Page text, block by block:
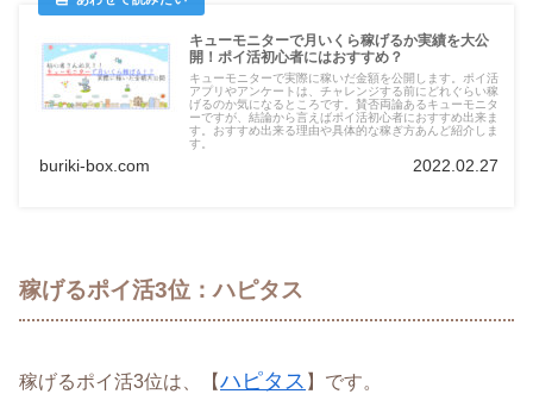
キューモニターで月いくら稼げるか実績を大公
開！ポイ活初心者にはおすすめ？
キューモニターで実際に稼いだ金額を公開します。ポイ活
アプリやアンケートは、チャレンジする前にどれぐらい稼
げるのか気になるところです。賛否両論あるキューモニタ
ーですが、結論から言えばポイ活初心者におすすめ出来ま
す。おすすめ出来る理由や具体的な稼ぎ方あんど紹介しま
す。
buriki-box.com 2022.02.27
稼げるポイ活3位：ハピタス
稼げるポイ活3位は、【ハピタス 】です。